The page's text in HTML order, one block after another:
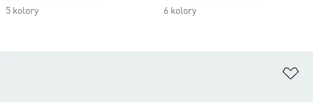
5 kolory
6 kolory